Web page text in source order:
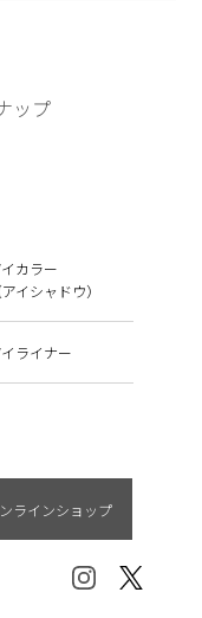
ップ
カラー
アイシャドウ）
ライナー
ラインショップ